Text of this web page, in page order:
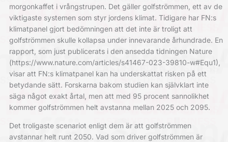
morgonkaffet i vrång­strupen. Det gäller golfströmmen, ett av de
viktigaste ­systemen som styr jordens klimat. Tidigare har FN:s
klimatpanel gjort bedömningen att det inte är troligt att
golfströmmen skulle kollapsa under innevarande århundrade. En
rapport, som just publicerats i den ansedda tidningen Nature
(https://www.nature.com/articles/s41467-023-39810-w#Equ1),
visar att FN:s klimatpanel kan ha underskattat risken på ett
betydande sätt. ­Forskarna bakom studien kan självklart inte
säga ­något exakt årtal, men att med 95 ­procent sannolikhet
kommer golfströmmen helt avstanna mellan 2025 och 2095.
Det troligaste scenariot enligt dem är att golfströmmen
avstannar helt runt 2050. Vad som driver golfströmmen är